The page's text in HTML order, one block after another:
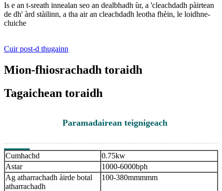
Is e an t-sreath innealan seo an dealbhadh ùr, a 'cleachdadh pàirtean
de dh' àrd stàilinn, a tha air an cleachdadh leotha fhèin, le loidhne-
cluiche
Cuir post-d thugainn
Mion-fhiosrachadh toraidh
Tagaichean toraidh
Paramadairean teignigeach
Cumhachd
0.75kw
Astar
1000-6000bph
Ag atharrachadh àirde botal
atharrachadh
100-380mmmmm